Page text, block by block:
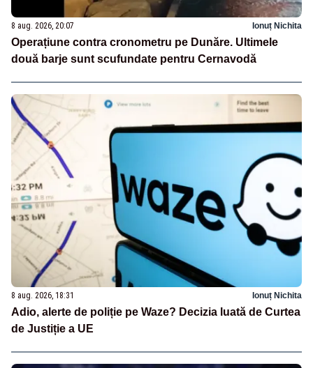
8 aug. 2026, 20:07 Ionuț Nichita
Operațiune contra cronometru pe Dunăre. Ultimele
două barje sunt scufundate pentru Cernavodă
8 aug. 2026, 18:31 Ionuț Nichita
Adio, alerte de poliție pe Waze? Decizia luată de Curtea
de Justiție a UE